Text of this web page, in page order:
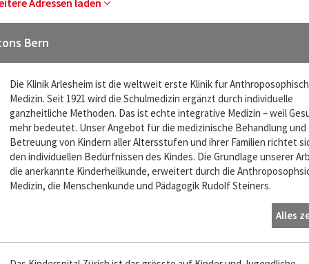
Adressen laden
Bern
Die Klinik Arlesheim ist die weltweit erste Klinik fur
Medizin. Seit 1921 wird die Schulmedizin ergänzt durch individuelle
ganzheitliche Methoden. Das ist echte integrative Medizin – weil
mehr bedeutet. Unser Angebot für die medizinische Behandlung und
Betreuung von Kindern aller Altersstufen und ihrer Familien richtet
den individuellen Bedürfnissen des Kindes. Die Grundlage unserer
die anerkannte Kinderheilkunde, erweitert durch die
Medizin, die Menschenkunde und Pädagogik Rudolf Steiners.
Alles